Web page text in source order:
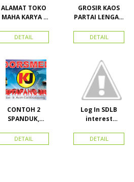
ALAMAT TOKO
MAHA KARYA /
PERDANA 411
DETAIL
GROSIR KAOS
PARTAI LENGAN
MURAH
LACOSTE SEMUA
STOK
DETAIL
CONTOH 2
SPANDUK,
KARTU NAMA
DETAIL
Log In SDLB
interest
DETAIL